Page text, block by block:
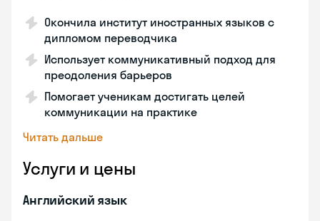
Окончила институт иностранных языков с
дипломом переводчика
Использует коммуникативный подход для
преодоления барьеров
Помогает ученикам достигать целей
коммуникации на практике
Читать дальше
Услуги и цены
Английский язык